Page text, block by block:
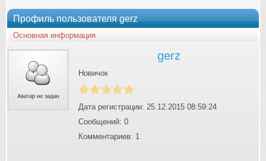
Профиль пользователя gerz
Основная информация
gerz
Новичок
Дата регистрации: 25.12.2015 08:59:24
Сообщений: 0
Комментариев: 1